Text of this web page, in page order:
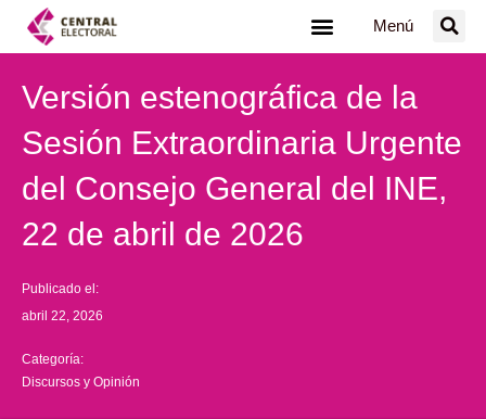
Menú
Versión estenográfica de la
Sesión Extraordinaria Urgente
del Consejo General del INE,
22 de abril de 2026
Publicado el:
abril 22, 2026
Categoría:
Discursos y Opinión